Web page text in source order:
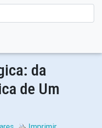
da
de Um